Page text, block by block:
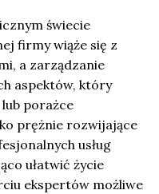
świecie
firmy wiąże się z
a zarządzanie
aspektów, który
porażce
prężnie rozwijające
usług
ułatwić życie
ekspertów możliwe